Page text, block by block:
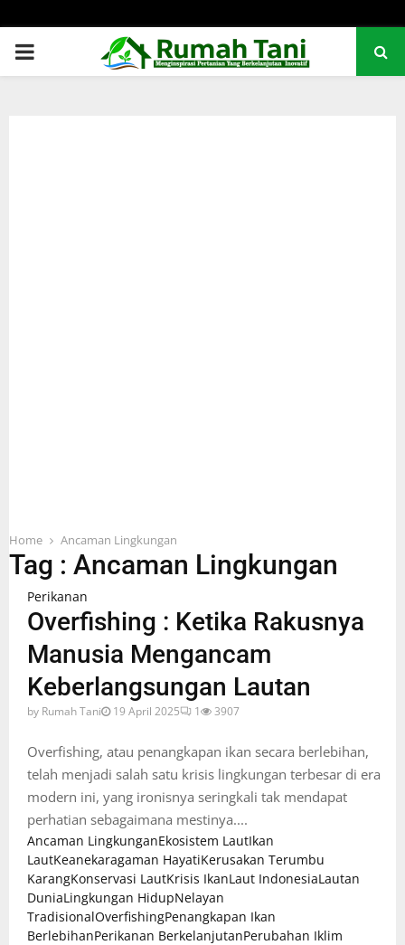
PRIMARY
Home Ancaman Lingkungan
Tag : Ancaman Lingkungan
Perikanan
Overfishing : Ketika Rakusnya
Manusia Mengancam
Keberlangsungan Lautan
by Rumah Tani 19 April 2025 1 3907
Overfishing, atau penangkapan ikan secara berlebihan,
telah menjadi salah satu krisis lingkungan terbesar di era
modern ini, yang ironisnya seringkali tak mendapat
perhatian sebagaimana mestinya....
Ancaman LingkunganEkosistem LautIkan
LautKeanekaragaman HayatiKerusakan Terumbu
KarangKonservasi LautKrisis IkanLaut IndonesiaLautan
DuniaLingkungan HidupNelayan
TradisionalOverfishingPenangkapan Ikan
BerlebihanPerikanan BerkelanjutanPerubahan Iklim